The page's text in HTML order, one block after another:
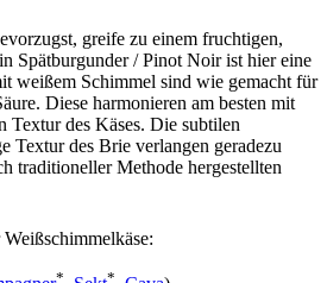
greife zu einem fruchtigen,
Spätburgunder / Pinot Noir ist hier eine
weißem Schimmel sind wie gemacht für
Diese harmonieren am besten mit
Textur des Käses. Die subtilen
Textur des Brie verlangen geradezu
traditioneller Methode hergestellten
* *